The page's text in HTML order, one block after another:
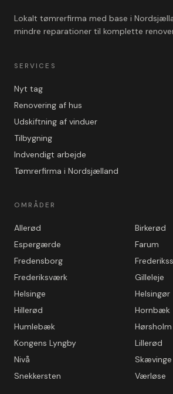
Lokalt tømrerfirma med base i
mindre reparationer til komplette
SERVICES
Nyt tag
Renovering af hus
Udskiftning af vinduer
Tilbygning
Indvendigt arbejde
Tømrerfirma i Nordsjælland
OMRÅDER
Allerød
Birkerød
Espergærde
Farum
Fredensborg
Frederiksværk
Gilleleje
Helsinge
Helsingør
Hillerød
Hornbæk
Humlebæk
Hørsholm
Kongens Lyngby
Lillerød
Nivå
Skævinge
Snekkersten
Værløse